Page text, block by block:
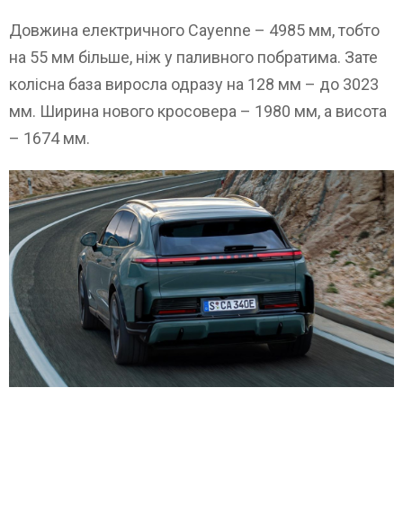
Довжина електричного Cayenne – 4985 мм, тобто
на 55 мм більше, ніж у паливного побратима. Зате
колісна база виросла одразу на 128 мм – до 3023
мм. Ширина нового кросовера – 1980 мм, а висота
– 1674 мм.